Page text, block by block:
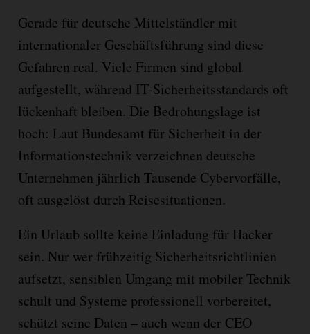
Gerade für deutsche Mittelständler mit
internationaler Geschäftsführung sind diese
Gefahren real. Viele Firmen sind global
aufgestellt, während IT-Sicherheitsstandards oft
lückenhaft bleiben. Die Bedrohungslage ist
hoch: Laut Bundesamt für Sicherheit in der
Informationstechnik verzeichnen deutsche
Unternehmen jährlich Tausende Cybervorfälle,
oft ausgelöst durch Reisesituationen.
Ein Urlaub sollte keine Einladung für Hacker
sein. Nur wer frühzeitig Sicherheitsrichtlinien
aufsetzt, sensiblen Umgang mit mobiler Technik
schult und Systeme professionell vorbereitet,
schützt seine Daten – auch wenn der CEO